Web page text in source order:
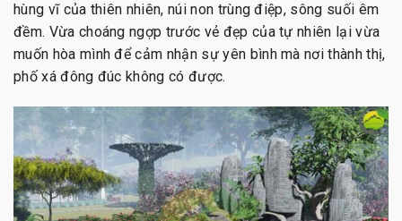
hùng vĩ của thiên nhiên, núi non trùng điệp, sông suối êm
đềm. Vừa choáng ngợp trước vẻ đẹp của tự nhiên lại vừa
muốn hòa mình để cảm nhận sự yên bình mà nơi thành thị,
phố xá đông đúc không có được.